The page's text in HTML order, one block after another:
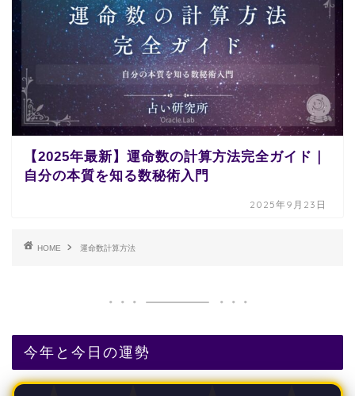
【2025年最新】運命数の計算方法完全ガイド｜
自分の本質を知る数秘術入門
2025年9月23日
HOME 運命数計算方法
今年と今日の運勢